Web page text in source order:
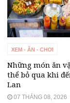
XEM - ĂN - CHƠI
Những món ăn
thể bỏ qua khi
Lan
07 THÁNG 08, 2026